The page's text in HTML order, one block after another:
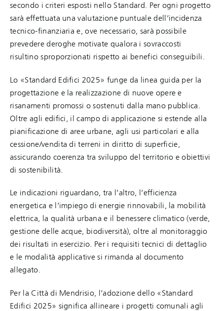
secondo i criteri esposti nello Standard. Per ogni progetto
sarà effettuata una valutazione puntuale dell’incidenza
tecnico-finanziaria e, ove necessario, sarà possibile
prevedere deroghe motivate qualora i sovraccosti
risultino sproporzionati rispetto ai benefici conseguibili.
Lo «Standard Edifici 2025» funge da linea guida per la
progettazione e la realizzazione di nuove opere e
risanamenti promossi o sostenuti dalla mano pubblica.
Oltre agli edifici, il campo di applicazione si estende alla
pianificazione di aree urbane, agli usi particolari e alla
cessione/vendita di terreni in diritto di superficie,
assicurando coerenza tra sviluppo del territorio e obiettivi
di sostenibilità.
Le indicazioni riguardano, tra l’altro, l’efficienza
energetica e l’impiego di energie rinnovabili, la mobilità
elettrica, la qualità urbana e il benessere climatico (verde,
gestione delle acque, biodiversità), oltre al monitoraggio
dei risultati in esercizio. Per i requisiti tecnici di dettaglio
e le modalità applicative si rimanda al documento
allegato.
Per la Città di Mendrisio, l’adozione dello «Standard
Edifici 2025» significa allineare i progetti comunali agli